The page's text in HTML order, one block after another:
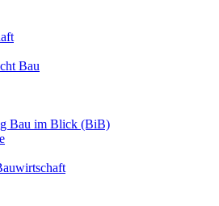
Bau
Bau im Blick (BiB)